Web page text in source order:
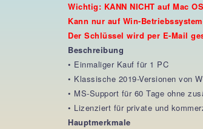
Wichtig: KANN NICHT auf Mac
Kann nur auf Win-
Der Schlüssel wird per E-Mail
Beschreibung
• Einmaliger Kauf für 1 PC
• Klassische 2019-Versionen von
• MS-Support für 60 Tage ohne
• Lizenziert für private und
Hauptmerkmale